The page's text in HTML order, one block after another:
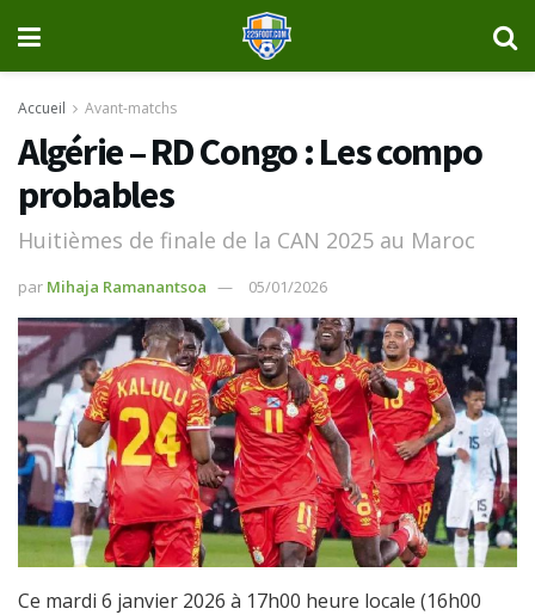
Accueil Avant-matchs
Algérie – RD Congo : Les compo
probables
Huitièmes de finale de la CAN 2025 au Maroc
par Mihaja Ramanantsoa 05/01/2026
Ce mardi 6 janvier 2026 à 17h00 heure locale (16h00